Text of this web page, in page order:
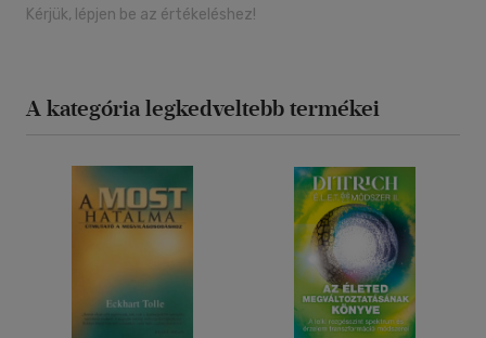
Kérjük, lépjen be az értékeléshez!
A kategória legkedveltebb termékei